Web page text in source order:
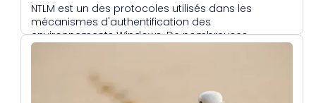
NTLM est un des protocoles utilisés dans les
mécanismes d'authentification des
environnements Windows. De nombreuses
vulnérabilités sont présentes au sein de ce
article à celles de sa première version : NTLMv1